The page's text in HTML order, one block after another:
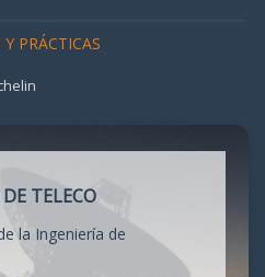
PRÁCTICAS
TELECO
la Ingeniería de